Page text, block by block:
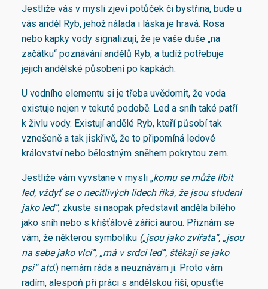
Jestliže vás v mysli zjeví potůček či bystřina, bude u
vás anděl Ryb, jehož nálada i láska je hravá. Rosa
nebo kapky vody signalizují, že je vaše duše „na
začátku“ poznávání andělů Ryb, a tudíž potřebuje
jejich andělské působení po kapkách.
U vodního elementu si je třeba uvědomit, že voda
existuje nejen v tekuté podobě. Led a sníh také patří
k živlu vody. Existují andělé Ryb, kteří působí tak
vznešeně a tak jiskřivě, že to připomíná ledové
království nebo bělostným sněhem pokrytou zem.
Jestliže vám vyvstane v mysli „komu se může líbit
led, vždyť se o necitlivých lidech říká, že jsou studení
jako led“, zkuste si naopak představit anděla bílého
jako sníh nebo s křišťálově zářící aurou. Přiznám se
vám, že některou symboliku („jsou jako zvířata“, „jsou
na sebe jako vlci“, „má v srdci led“, štěkají se jako
psi“ atd.) nemám ráda a neuznávám ji. Proto vám
radím, alespoň při práci s andělskou říší, opusťte